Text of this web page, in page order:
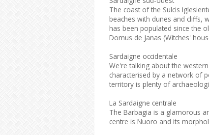
The coast of the Sulcis
beaches with dunes and cliffs,
has been populated since the
Domus de Janas (Witches'
Sardaigne occidentale
We're talking about the
characterised by a network of
territory is plenty of
La Sardaigne centrale
The Barbagia is a glamorous
centre is Nuoro and its